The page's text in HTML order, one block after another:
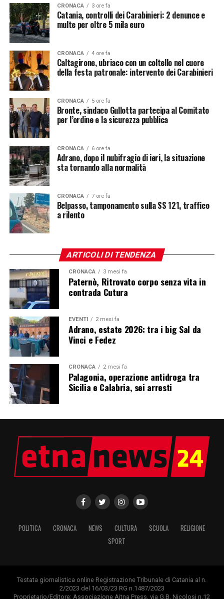
CRONACA 3 ore fa
Catania, controlli dei Carabinieri: 2 denunce e
multe per oltre 5 mila euro
CRONACA 4 ore fa
Caltagirone, ubriaco con un coltello nel cuore
della festa patronale: intervento dei Carabinieri
CRONACA 5 ore fa
Bronte, sindaco Gullotta partecipa al Comitato
per l’ordine e la sicurezza pubblica
CRONACA 6 ore fa
Adrano, dopo il nubifragio di ieri, la situazione
sta tornando alla normalità
CRONACA 7 ore fa
Belpasso, tamponamento sulla SS 121, traffico
a rilento
ARTICOLI DI TENDENZA
CRONACA 3 mesi fa
Paternò, Ritrovato corpo senza vita in
contrada Cutura
EVENTI 2 mesi fa
Adrano, estate 2026: tra i big Sal da
Vinci e Fedez
CRONACA 2 mesi fa
Palagonia, operazione antidroga tra
Sicilia e Calabria, sei arresti
POLITICA CRONACA NEWS CULTURA SCUOLA
RELIGIONE
SPORT
Testata giornalistica online Registrazione Tribunale di Catania al n.
2/2023 del 16/03/23 RG n.1487/2023
Proprietario/Editore: Associazione Aitna Press, via G.B. Nicolosi n.12